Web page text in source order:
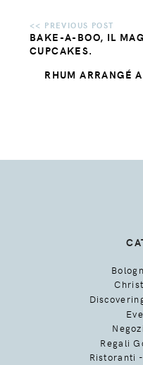
BAKE-A-BOO, IL
CUPCAKES.
RHUM ARRANGÉ
Regali
Ristoranti